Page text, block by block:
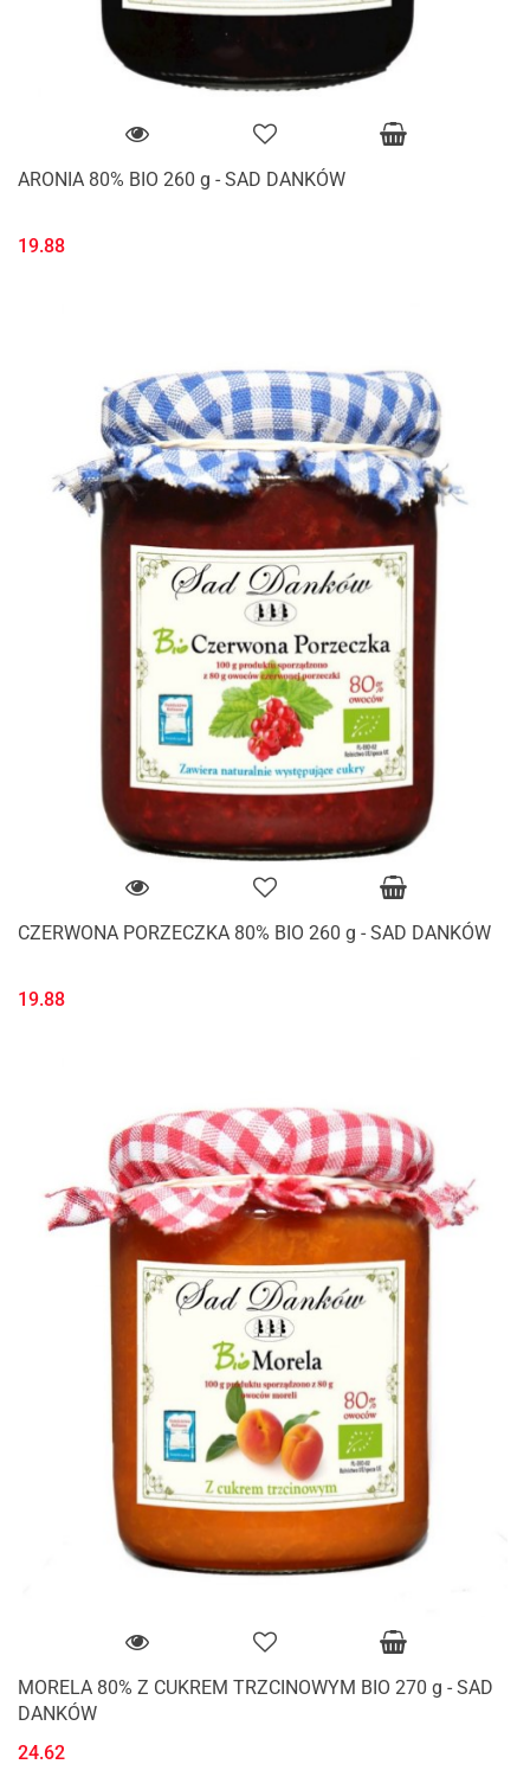
ARONIA 80% BIO 260 g - SAD DANKÓW
19.88
CZERWONA PORZECZKA 80% BIO 260 g - SAD DANKÓW
19.88
MORELA 80% Z CUKREM TRZCINOWYM BIO 270 g - SAD
DANKÓW
24.62